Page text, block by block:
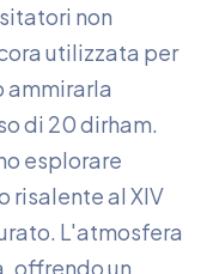
non
utilizzata per
ammirarla
di 20 dirham.
esplorare
risalente al XIV
L'atmosfera
offrendo un